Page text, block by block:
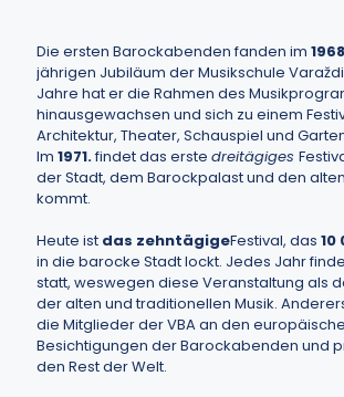
Die ersten Barockabenden fanden im 1968
jährigen Jubiläum der Musikschule
Jahre hat er die Rahmen des
hinausgewachsen und sich zu einem
Architektur, Theater, Schauspiel und
Im 1971.findet das erste dreitägiges
der Stadt, dem Barockpalast und den
kommt.
Heute ist das zehntägigeFestival, das 10
in die barocke Stadt lockt. Jedes Jahr
statt, weswegen diese Veranstaltung als
der alten und traditionellen Musik.
die Mitglieder der VBA an den
Besichtigungen der Barockabenden und
den Rest der Welt.